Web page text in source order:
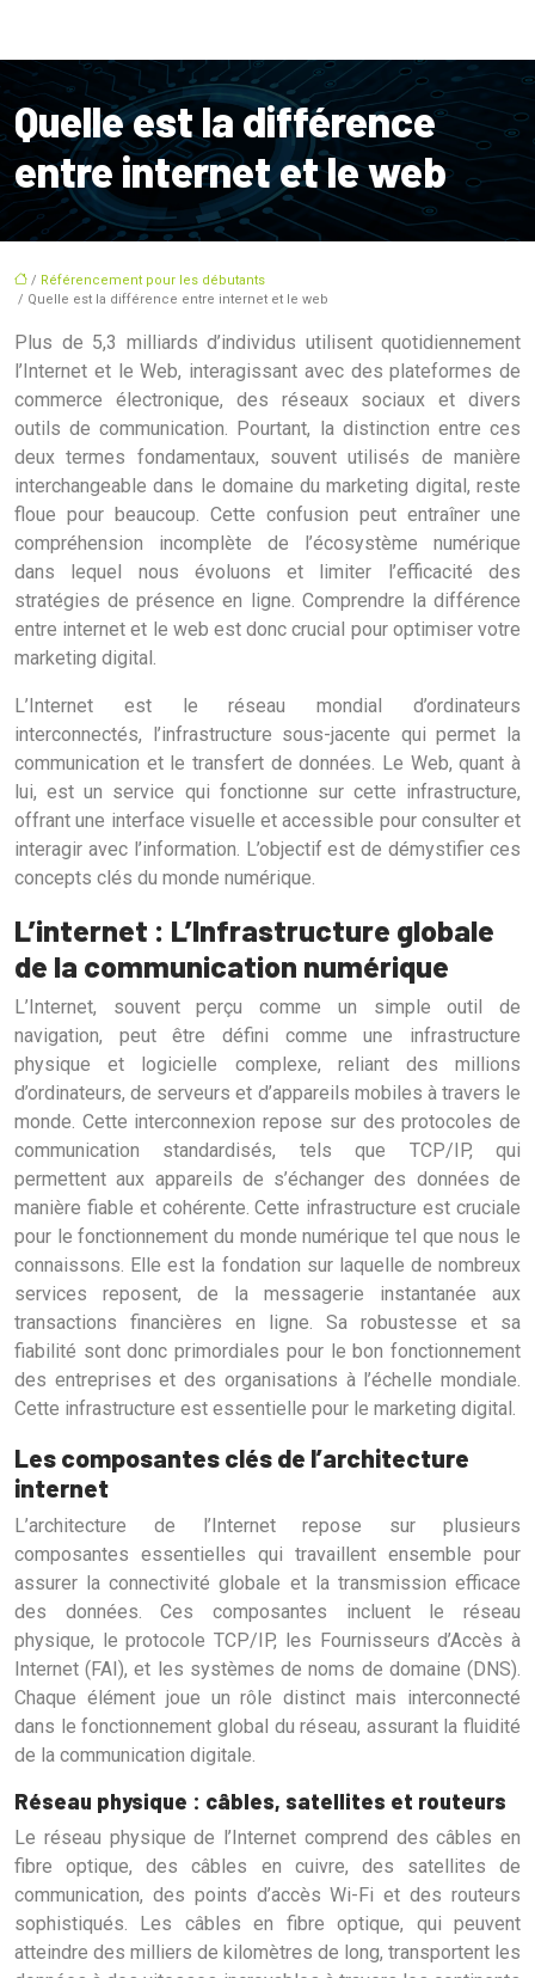
Quelle est la différence
entre internet et le web
/ Référencement pour les débutants
/ Quelle est la différence entre internet et le web
Plus de 5,3 milliards d’individus utilisent quotidiennement
l’Internet et le Web, interagissant avec des plateformes de
commerce électronique, des réseaux sociaux et divers
outils de communication. Pourtant, la distinction entre ces
deux termes fondamentaux, souvent utilisés de manière
interchangeable dans le domaine du marketing digital, reste
floue pour beaucoup. Cette confusion peut entraîner une
compréhension incomplète de l’écosystème numérique
dans lequel nous évoluons et limiter l’efficacité des
stratégies de présence en ligne. Comprendre la différence
entre internet et le web est donc crucial pour optimiser votre
marketing digital.
L’Internet est le réseau mondial d’ordinateurs
interconnectés, l’infrastructure sous-jacente qui permet la
communication et le transfert de données. Le Web, quant à
lui, est un service qui fonctionne sur cette infrastructure,
offrant une interface visuelle et accessible pour consulter et
interagir avec l’information. L’objectif est de démystifier ces
concepts clés du monde numérique.
L’internet : L’Infrastructure globale
de la communication numérique
L’Internet, souvent perçu comme un simple outil de
navigation, peut être défini comme une infrastructure
physique et logicielle complexe, reliant des millions
d’ordinateurs, de serveurs et d’appareils mobiles à travers le
monde. Cette interconnexion repose sur des protocoles de
communication standardisés, tels que TCP/IP, qui
permettent aux appareils de s’échanger des données de
manière fiable et cohérente. Cette infrastructure est cruciale
pour le fonctionnement du monde numérique tel que nous le
connaissons. Elle est la fondation sur laquelle de nombreux
services reposent, de la messagerie instantanée aux
transactions financières en ligne. Sa robustesse et sa
fiabilité sont donc primordiales pour le bon fonctionnement
des entreprises et des organisations à l’échelle mondiale.
Cette infrastructure est essentielle pour le marketing digital.
Les composantes clés de l’architecture
internet
L’architecture de l’Internet repose sur plusieurs
composantes essentielles qui travaillent ensemble pour
assurer la connectivité globale et la transmission efficace
des données. Ces composantes incluent le réseau
physique, le protocole TCP/IP, les Fournisseurs d’Accès à
Internet (FAI), et les systèmes de noms de domaine (DNS).
Chaque élément joue un rôle distinct mais interconnecté
dans le fonctionnement global du réseau, assurant la fluidité
de la communication digitale.
Réseau physique : câbles, satellites et routeurs
Le réseau physique de l’Internet comprend des câbles en
fibre optique, des câbles en cuivre, des satellites de
communication, des points d’accès Wi-Fi et des routeurs
sophistiqués. Les câbles en fibre optique, qui peuvent
atteindre des milliers de kilomètres de long, transportent les